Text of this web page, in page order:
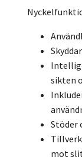
sikten
Stöder
mot